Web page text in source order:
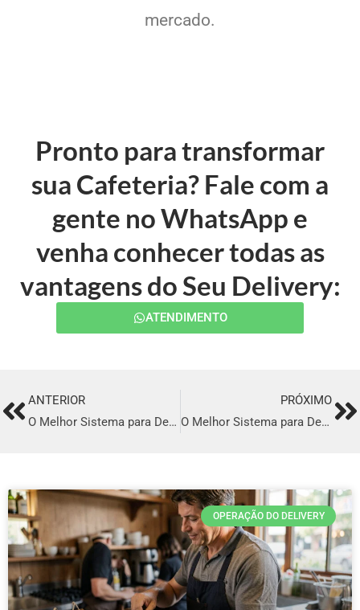
mercado.
Pronto para transformar
sua Cafeteria? Fale com a
gente no WhatsApp e
venha conhecer todas as
vantagens do Seu Delivery:
ATENDIMENTO
PrevANTERIOR
O Melhor Sistema para Delivery em Icó
PRÓXIMO
O Melhor Sistema para Delivery em Formiga
OPERAÇÃO DO DELIVERY